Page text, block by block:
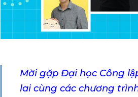
Mời gặp Đại học Công
lai cùng các chương